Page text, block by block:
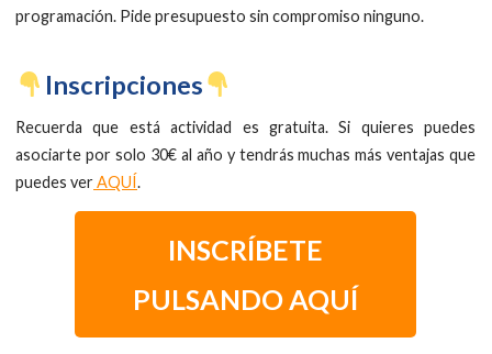
programación. Pide presupuesto sin compromiso ninguno.
​Inscripciones
Recuerda que está actividad es gratuita. Si quieres puedes
asociarte por solo 30€ al año y tendrás muchas más ventajas que
puedes verAQUÍ.
INSCRÍBETE
PULSANDO AQUÍ